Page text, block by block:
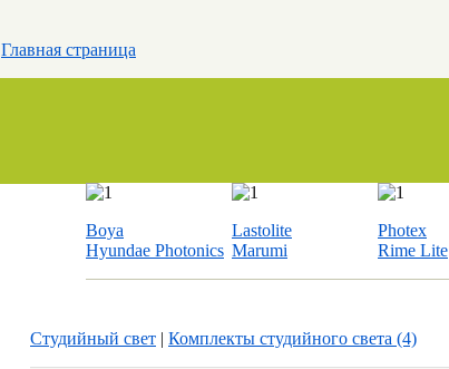
Главная страница
Boya
Hyundae Photonics
Lastolite
Marumi
Photex
Rime Lite
Студийный свет | Комплекты студийного света (4)